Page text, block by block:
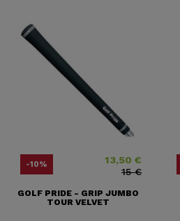
-10% Precio13,50 €
Precio base
15 €
GOLF PRIDE - GRIP JUMBO
TOUR VELVET